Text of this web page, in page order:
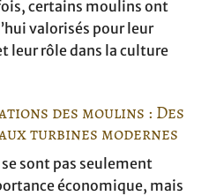
certains moulins ont
valorisés pour leur
leur rôle dans la culture
des moulins : Des
turbines modernes
sont pas seulement
économique, mais